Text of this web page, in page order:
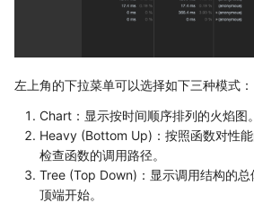
左上角的下拉菜单可以选择如下三种模式：
Chart：显示按时间顺序排列的火焰图。
Heavy (Bottom Up)：按照函数对性
检查函数的调用路径。
Tree (Top Down)：显示调用结构的
顶端开始。